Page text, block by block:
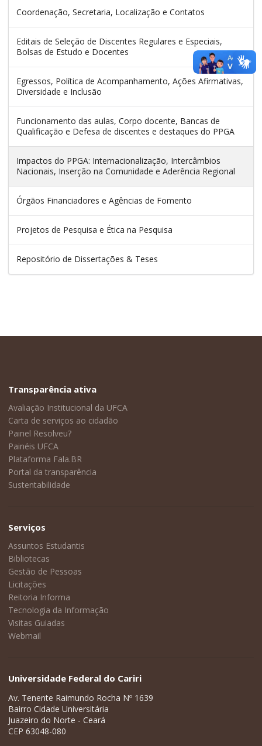
Coordenação, Secretaria, Localização e Contatos
Editais de Seleção de Discentes Regulares e Especiais,
Bolsas de Estudo e Docentes
Egressos, Política de Acompanhamento, Ações Afirmativas,
Diversidade e Inclusão
Funcionamento das aulas, Corpo docente, Bancas de
Qualificação e Defesa de discentes e destaques do PPGA
Impactos do PPGA: Internacionalização, Intercâmbios
Nacionais, Inserção na Comunidade e Aderência Regional
Órgãos Financiadores e Agências de Fomento
Projetos de Pesquisa e Ética na Pesquisa
Repositório de Dissertações & Teses
Transparência ativa
Avaliação Institucional da UFCA
Carta de serviços ao cidadão
Painel Resolveu?
Painéis UFCA
Plataforma Fala.BR
Portal da transparência
Sustentabilidade
Serviços
Assuntos Estudantis
Bibliotecas
Gestão de Pessoas
Licitações
Reitoria Informa
Tecnologia da Informação
Visitas Guiadas
Webmail
Universidade Federal do Cariri
Av. Tenente Raimundo Rocha Nº 1639
Bairro Cidade Universitária
Juazeiro do Norte - Ceará
CEP 63048-080